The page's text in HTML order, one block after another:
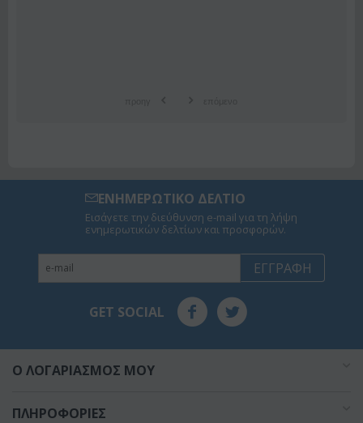
ΕΝΗΜΕΡΩΤΙΚΟ ΔΕΛΤΙΟ
Εισάγετε την διεύθυνση e-mail για τη λήψη
ενημερωτικών δελτίων και προσφορών.
ΕΓΓΡΑΦΉ
GET SOCIAL
O ΛΟΓΑΡΙΑΣΜΌΣ ΜΟΥ
ΠΛΗΡΟΦΟΡΊΕΣ